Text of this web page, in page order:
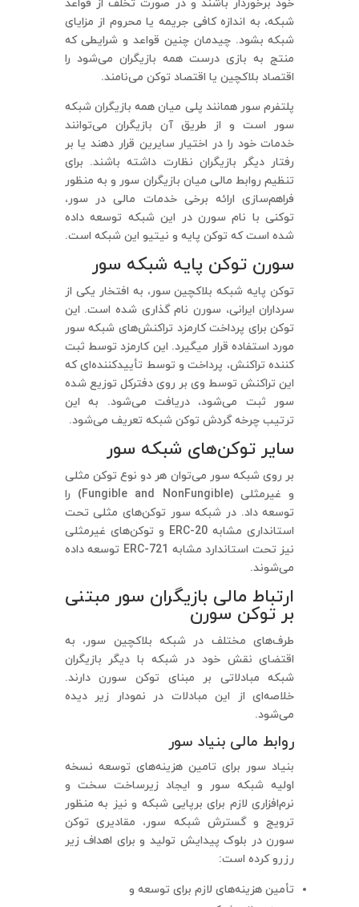
خود برخوردار باشند و در صورت تخلف از قواعد
شبکه، به اندازه کافی جریمه یا محروم از مزایای
شبکه بشود. چیدمان چنین قواعد و شرایطی که
منتج به بازی درست همه بازیگران می‌شود را
اقتصاد بلاکچین یا اقتصاد توکن می‌نامند.
پلتفرم سور همانند پلی میان همه بازیگران شبکه
سور است و از طریق آن بازیگران می‌توانند
خدمات خود را در اختیار سایرین قرار دهند یا بر
رفتار دیگر بازیگران نظارت داشته باشند. برای
تنظیم روابط مالی میان بازیگران سور و به منظور
فراهم‌سازی ارائه برخی خدمات مالی در سور،
توکنی با نام سورن در این شبکه توسعه داده
شده است که توکن پایه و نیتیو این شبکه است.
سورن توکن پایه شبکه سور
توکن پایه شبکه بلاکچین سور، به افتخار یکی از
سرداران ایرانی، سورن نام گذاری شده است. این
توکن برای پرداخت کارمزد تراکنش‎‌های شبکه سور
مورد استفاده قرار می‎گیرد. این کارمزد توسط ثبت
کننده تراکنش، پرداخت و توسط تأییدکننده‌ای که
این تراکنش توسط وی بر روی دفترکل توزیع شده
سور ثبت می‌شود، دریافت می‌شود. به این
ترتیب چرخه گردش توکن شبکه تعریف می‌شود.
سایر توکن‌های شبکه سور
بر روی شبکه سور می‌توان هر دو نوع توکن مثلی
و غیرمثلی (Fungible and NonFungible) را
توسعه داد. در شبکه سور توکن‌های مثلی تحت
استانداری مشابه ERC-20 و توکن‌های غیرمثلی
نیز تحت استاندارد مشابه ERC-721 توسعه داده
می‌شوند.
ارتباط مالی بازیگران سور مبتنی
بر توکن سورن
طرف‌های مختلف در شبکه بلاکچین سور، به
اقتضای نقش خود در شبکه با دیگر بازیگران
شبکه مبادلاتی بر مبنای توکن سورن دارند.
خلاصه‌ای از این مبادلات در نمودار زیر دیده
می‌شود.
روابط مالی بنیاد سور
بنیاد سور برای تامین هزینه‌های توسعه نسخه
اولیه شبکه سور و ایجاد زیرساخت سخت و
نرم‌افزاری لازم برای برپایی شبکه و نیز به منظور
ترویج و گسترش شبکه سور، مقادیری توکن
سورن در بلوک پیدایش تولید و برای اهداف زیر
رزرو کرده است:
تأمین هزینه‌های لازم برای توسعه و